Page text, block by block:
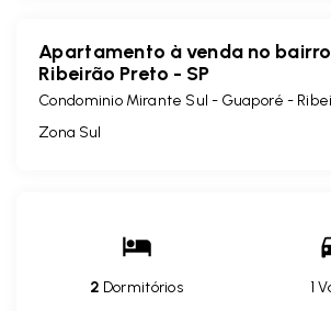
Apartamento à venda no
Ribeirão Preto - SP
Condominio Mirante Sul - Guaporé -
Zona Sul
2 Dormitórios 1